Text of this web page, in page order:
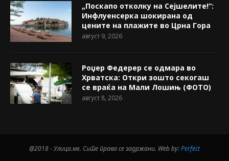
„Поскапо отколку на Сејшелите!“:
Инфлуенсерка шокирана од
цените на плажите во Црна Гора
август 9, 2026
Роџер Федерер се одмара во
Хрватска: Откри зошто секогаш
се враќа на Мали Лошињ (ФОТО)
август 8, 2026
@2018 - Улица.мк. Сите права се задржани. Web by:Perfect